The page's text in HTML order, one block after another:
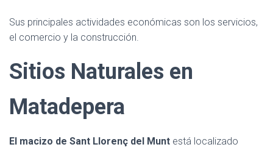
Sus principales actividades económicas son los servicios,
el comercio y la construcción.
Sitios Naturales en
Matadepera
El macizo de Sant Llorenç del Munt está localizado